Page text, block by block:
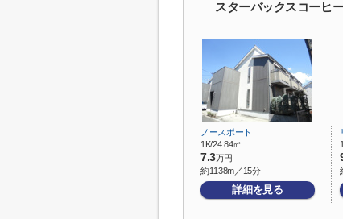
スターバックスコーヒ
ノースポート
1K/24.84㎡
7.3万円
約1138m／15分
詳細を見る